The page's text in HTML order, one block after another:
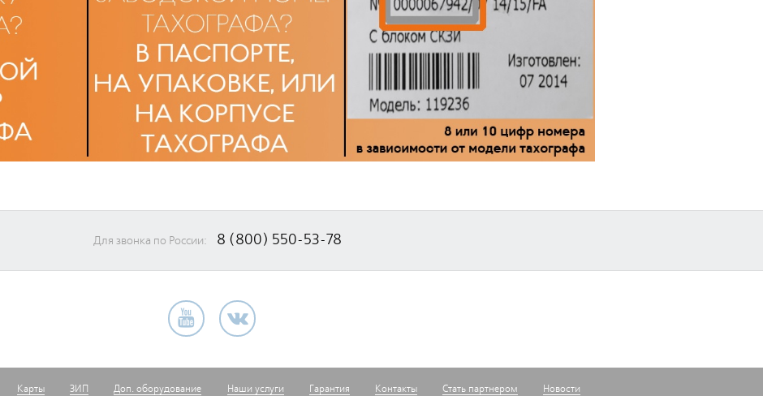
Для звонка по России: 8 (800) 550-53-78
Карты ЗИП Доп. оборудование Наши услуги Гарантия Контакты Стать партнером Новости